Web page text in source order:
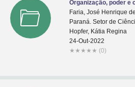
Organização, poder e
Faria, José Henrique
Paraná. Setor de
Hopfer, Kátia Regina
24-Out-2022
★ ★ ★ ★ ★ (0)